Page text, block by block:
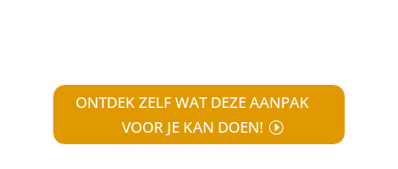
ONTDEK ZELF WAT DEZE AANPAK
VOOR JE KAN DOEN!